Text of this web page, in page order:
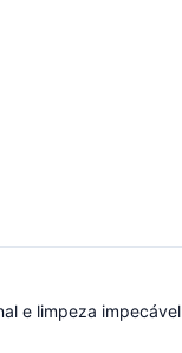
e limpeza impecável